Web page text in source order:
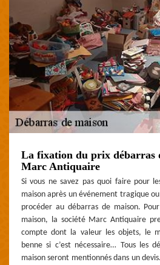
La fixation du prix débarras
Marc Antiquaire
Si vous ne savez pas quoi faire pour
maison après un événement tragique
procéder au débarras de maison.
maison, la société Marc Antiquaire
compte dont la valeur les objets, le
benne si c’est nécessaire… Tous les
maison seront mentionnés dans un